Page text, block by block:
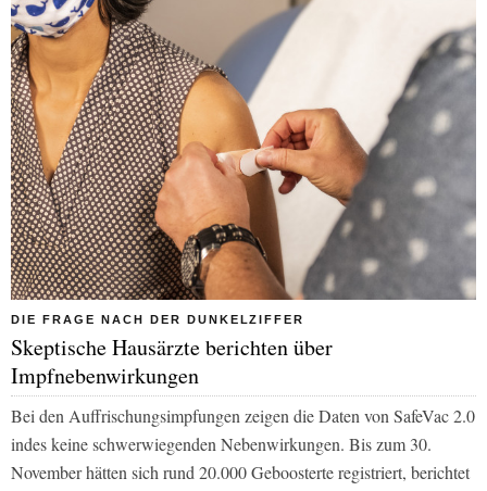
DIE FRAGE NACH DER DUNKELZIFFER
Skeptische Hausärzte berichten über
Impfnebenwirkungen
Bei den Auffrischungsimpfungen zeigen die Daten von SafeVac 2.0
indes keine schwerwiegenden Nebenwirkungen. Bis zum 30.
November hätten sich rund 20.000 Geboosterte registriert, berichtet